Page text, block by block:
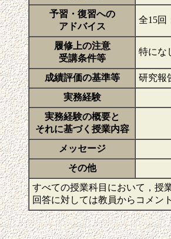
予習・復習への
アドバイス
全15回
履修上の注意
受講条件等
特にな
成績評価の基準等
研究報
実務経験
実務経験の概要と
それに基づく授業内容
メッセージ
その他
すべての授業科目において，授
回答に対しては教員からコメン